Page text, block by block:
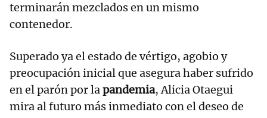
terminarán mezclados en un mismo
contenedor.
Superado ya el estado de vértigo, agobio y
preocupación inicial que asegura haber sufrido
en el parón por lapandemia, Alicia Otaegui
mira al futuro más inmediato con el deseo de